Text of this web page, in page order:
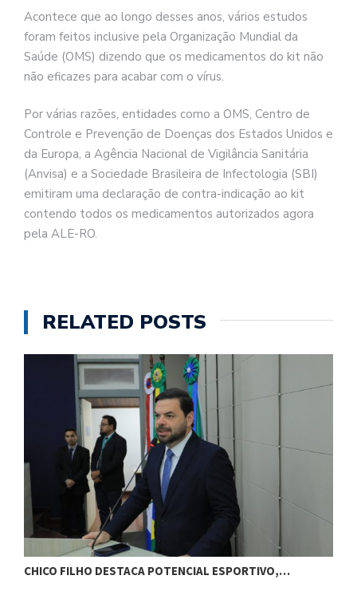
Acontece que ao longo desses anos, vários estudos
foram feitos inclusive pela Organização Mundial da
Saúde (OMS) dizendo que os medicamentos do kit não
não eficazes para acabar com o vírus.
Por várias razões, entidades como a OMS, Centro de
Controle e Prevenção de Doenças dos Estados Unidos e
da Europa, a Agência Nacional de Vigilância Sanitária
(Anvisa) e a Sociedade Brasileira de Infectologia (SBI)
emitiram uma declaração de contra-indicação ao kit
contendo todos os medicamentos autorizados agora
pela ALE-RO.
RELATED POSTS
CHICO FILHO DESTACA POTENCIAL ESPORTIVO,…